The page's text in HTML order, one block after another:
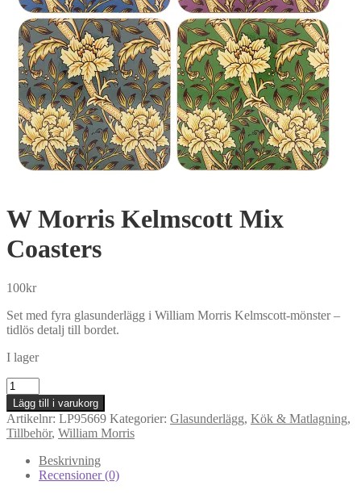
W Morris Kelmscott Mix
Coasters
100kr
Set med fyra glasunderlägg i William Morris Kelmscott-mönster –
tidlös detalj till bordet.
I lager
W
Morris
Kelmscott
Mix
Coasters
mängd
Lägg till i varukorg
Artikelnr: LP95669 Kategorier: Glasunderlägg, Kök & Matlagning,
Tillbehör, William Morris
Beskrivning
Recensioner (0)